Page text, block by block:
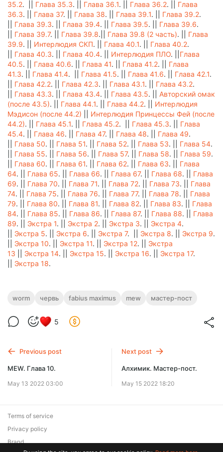
35.2. || Глава 35.3. || Глава 36.1. || Глава 36.2. || Глава
36.3. || Глава 37. || Глава 38. || Глава 39.1. || Глава 39.2.
Глава 39.3. || Глава 39.4. || Глава 39.5. || Глава 39.6.
Глава 39.7. || Глава 39.8.|| Глава 39.8 (2 часть). || Глава
39.9. || Интерлюдия СКП. || Глава 40.1. || Глава 40.2.
Глава 40.3. || Глава 40.4. || Интерлюдия ПЛО. || Глава
40.5. || Глава 40.6. || Глава 41. || Глава 41.2. || Глава
41.3. || Глава 41.4. || Глава 41.5. || Глава 41.6. || Глава 42.1.
Глава 42.2. || Глава 42.3. || Глава 43.1. || Глава 43.2.
Глава 43.3. || Глава 43.4. || Глава 43.5. || Авторский омак
(после 43.5). || Глава 44.1. || Глава 44.2. || Интерлюдия
Мэдисон (после 44.2)
Интерлюдия Принцессы Фей (после
44.2). || Глава 45.1. || Глава 45.2. || Глава 45.3. || Глава
45.4. || Глава 46. || Глава 47. || Глава 48. || Глава 49.
Глава 50. || Глава 51. || Глава 52. || Глава 53. || Глава 54.
Глава 55. || Глава 56. || Глава 57. || Глава 58. || Глава 59.
Глава 60. || Глава 61. || Глава 62. || Глава 63. || Глава
64. || Глава 65. || Глава 66. || Глава 67. || Глава 68. || Глава
69. || Глава 70. || Глава 71. || Глава 72. || Глава 73. || Глава
74. || Глава 75. || Глава 76. || Глава 77. || Глава 78. || Глава
79. || Глава 80. || Глава 81. || Глава 82. || Глава 83. || Глава
84. || Глава 85. || Глава 86. || Глава 87. || Глава 88. || Глава
89. || Экстра 1. || Экстра 2. || Экстра 3. || Экстра 4.
Экстра 5. || Экстра 6. || Экстра 7. || Экстра 8. || Экстра 9.
Экстра 10. || Экстра 11. || Экстра 12. || Экстра
13
Экстра 14. || Экстра 15. || Экстра 16. || Экстра 17.
Экстра 18.
worm червь fabius maximus mew мастер-пост
5
Previous post
MEW. Глава 10.
May 13 2022 03:00
Next post
Алхимик. Мастер-пост.
May 15 2022 18:20
Terms of service
Privacy policy
Brand